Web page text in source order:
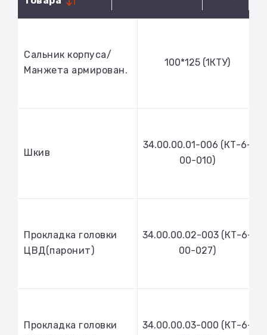
Сальник корпуса/
Манжета армирован.
100*125 (1КТУ)
Шкив
34.00.00.01-006 (КТ-6-
00-010)
Прокладка головки
ЦВД(паронит)
34.00.00.02-003 (КТ-6-
00-027)
Прокладка головки
34.00.00.03-000 (КТ-6-